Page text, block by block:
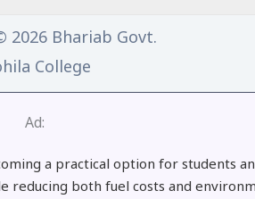
2026 Bhariab Govt.
College
Ad:
a practical option for students
reducing both fuel costs and